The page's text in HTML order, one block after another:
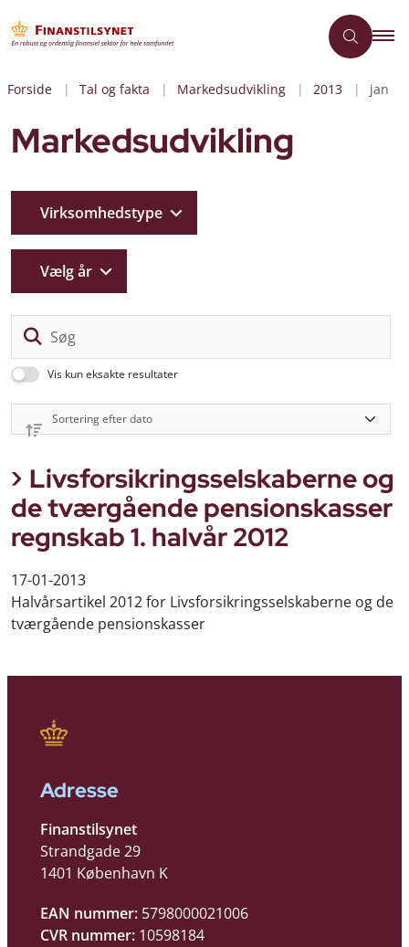
Forside Tal og fakta Markedsudvikling 2013 jan
Markedsudvikling
Vis kun eksakte resultater
Virksomhedstype
Vælg år
Livsforsikringsselskaberne og
de tværgående pensionskasser
regnskab 1. halvår 2012
17-01-2013
Halvårsartikel 2012 for Livsforsikringsselskaberne og de
tværgående pensionskasser
Adresse
Finanstilsynet
Strandgade 29
1401 København K
EAN nummer: 5798000021006
CVR nummer: 10598184